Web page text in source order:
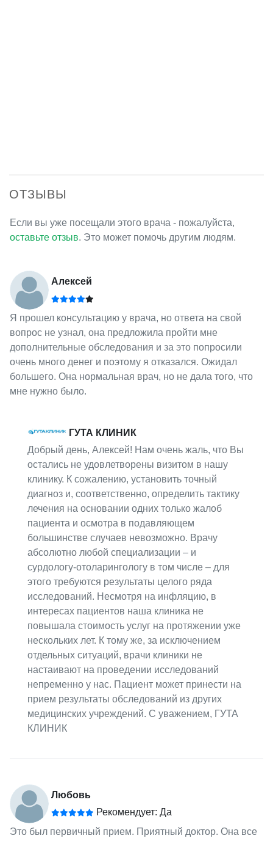
ОТЗЫВЫ
Если вы уже посещали этого врача - пожалуйста,
оставьте отзыв. Это может помочь другим людям.
Алексей
Я прошел консультацию у врача, но ответа на свой
вопрос не узнал, она предложила пройти мне
дополнительные обследования и за это попросили
очень много денег и поэтому я отказался. Ожидал
большего. Она нормальная врач, но не дала того, что
мне нужно было.
ГУТА КЛИНИК
Добрый день, Алексей! Нам очень жаль, что Вы
остались не удовлетворены визитом в нашу
клинику. К сожалению, установить точный
диагноз и, соответственно, определить тактику
лечения на основании одних только жалоб
пациента и осмотра в подавляющем
большинстве случаев невозможно. Врачу
абсолютно любой специализации – и
сурдологу-отоларингологу в том числе – для
этого требуются результаты целого ряда
исследований. Несмотря на инфляцию, в
интересах пациентов наша клиника не
повышала стоимость услуг на протяжении уже
нескольких лет. К тому же, за исключением
отдельных ситуаций, врачи клиники не
настаивают на проведении исследований
непременно у нас. Пациент может принести на
прием результаты обследований из других
медицинских учреждений. С уважением, ГУТА
КЛИНИК
Любовь
Рекомендует: Да
Это был первичный прием. Приятный доктор. Она все